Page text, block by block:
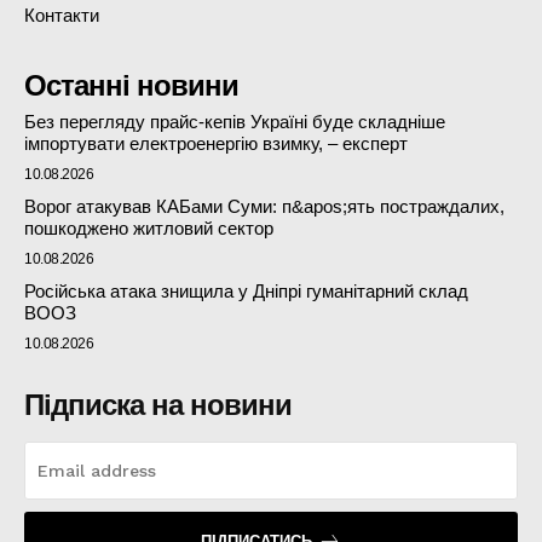
Контакти
Останні новини
Без перегляду прайс-кепів Україні буде складніше
імпортувати електроенергію взимку, – експерт
10.08.2026
Ворог атакував КАБами Суми: п&apos;ять постраждалих,
пошкоджено житловий сектор
10.08.2026
Російська атака знищила у Дніпрі гуманітарний склад
ВООЗ
10.08.2026
Підписка на новини